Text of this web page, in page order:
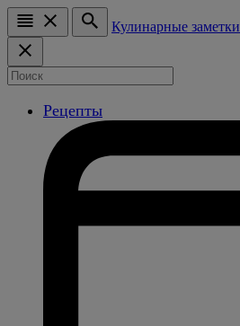
Кулинарные заметки
Рецепты